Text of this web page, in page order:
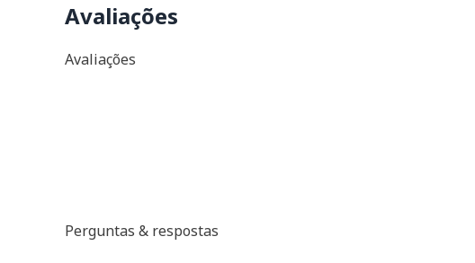
Avaliações
Avaliações
Perguntas & respostas